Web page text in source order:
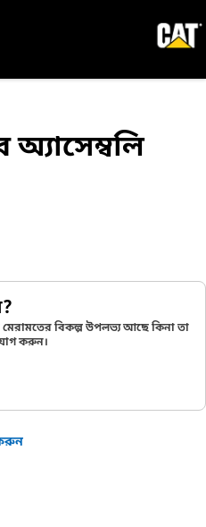
অ্যাসেম্বলি
মেরামতের বিকল্প উপলভ্য আছে কিনা তা
করুন।